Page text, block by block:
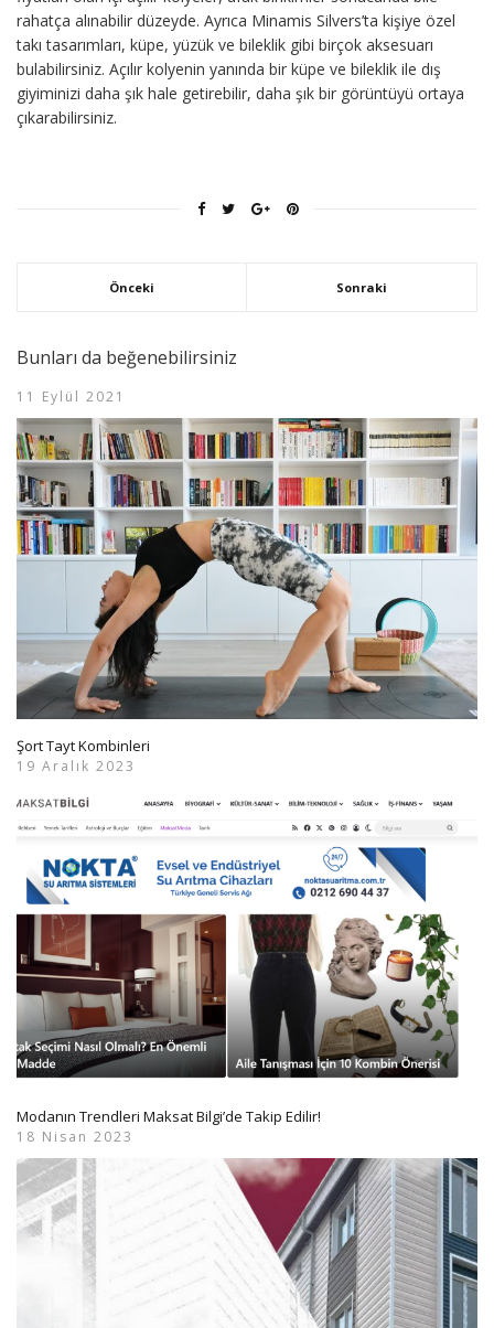
rahatça alınabilir düzeyde. Ayrıca Minamis Silvers’ta kişiye özel
takı tasarımları, küpe, yüzük ve bileklik gibi birçok aksesuarı
bulabilirsiniz. Açılır kolyenin yanında bir küpe ve bileklik ile dış
giyiminizi daha şık hale getirebilir, daha şık bir görüntüyü ortaya
çıkarabilirsiniz.
Önceki Sonraki
Bunları da beğenebilirsiniz
11 Eylül 2021
Şort Tayt Kombinleri
19 Aralık 2023
Modanın Trendleri Maksat Bilgi’de Takip Edilir!
18 Nisan 2023